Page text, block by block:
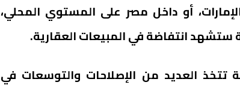
أو داخل مصر على المستوي المحلي،
ستشهد انتفاضة في المبيعات العقارية.
تتخذ العديد من الإصلاحات والتوسعات في